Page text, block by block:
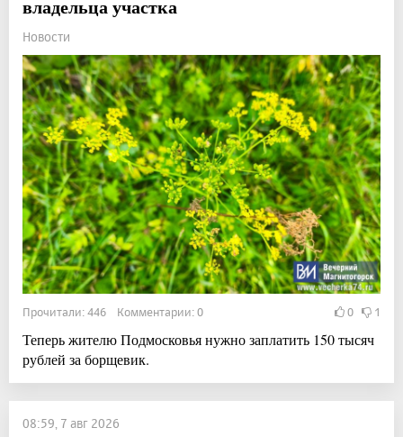
владельца участка
Новости
Прочитали: 446 Комментарии: 0 0 1
Теперь жителю Подмосковья нужно заплатить 150 тысяч
рублей за борщевик.
08:59, 7 авг 2026